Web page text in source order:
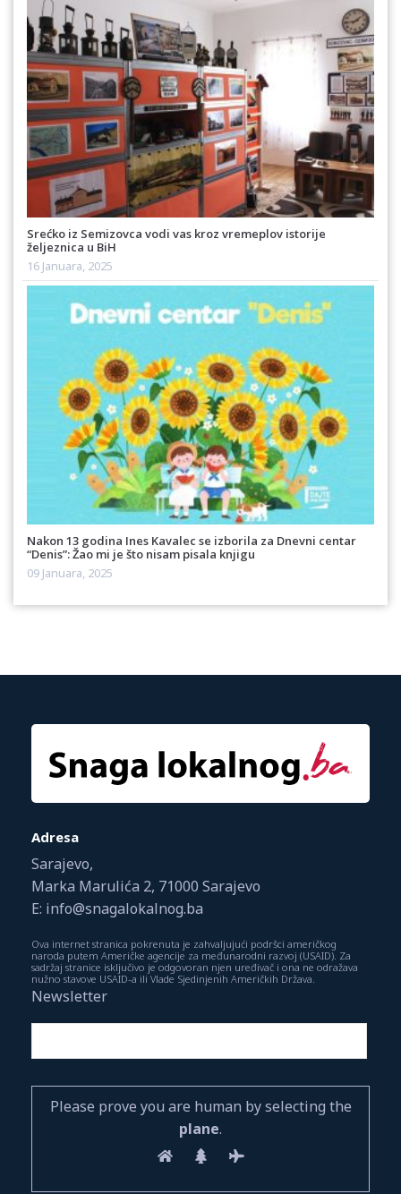
Srećko iz Semizovca vodi vas kroz vremeplov istorije
željeznica u BiH
16 Januara, 2025
Nakon 13 godina Ines Kavalec se izborila za Dnevni centar
“Denis”: Žao mi je što nisam pisala knjigu
09 Januara, 2025
Adresa
Sarajevo,
Marka Marulića 2, 71000 Sarajevo
E: info@snagalokalnog.ba
Ova internet stranica pokrenuta je zahvaljujući podršci američkog
naroda putem Američke agencije za međunarodni razvoj (USAID). Za
sadržaj stranice isključivo je odgovoran njen uređivač i ona ne odražava
nužno stavove USAID-a ili Vlade Sjedinjenih Američkih Država.
Newsletter
Please prove you are human by selecting the
plane.